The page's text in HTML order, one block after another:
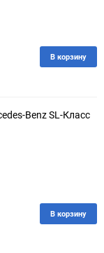
150
В корзину
Benz SL-Класс
В корзину